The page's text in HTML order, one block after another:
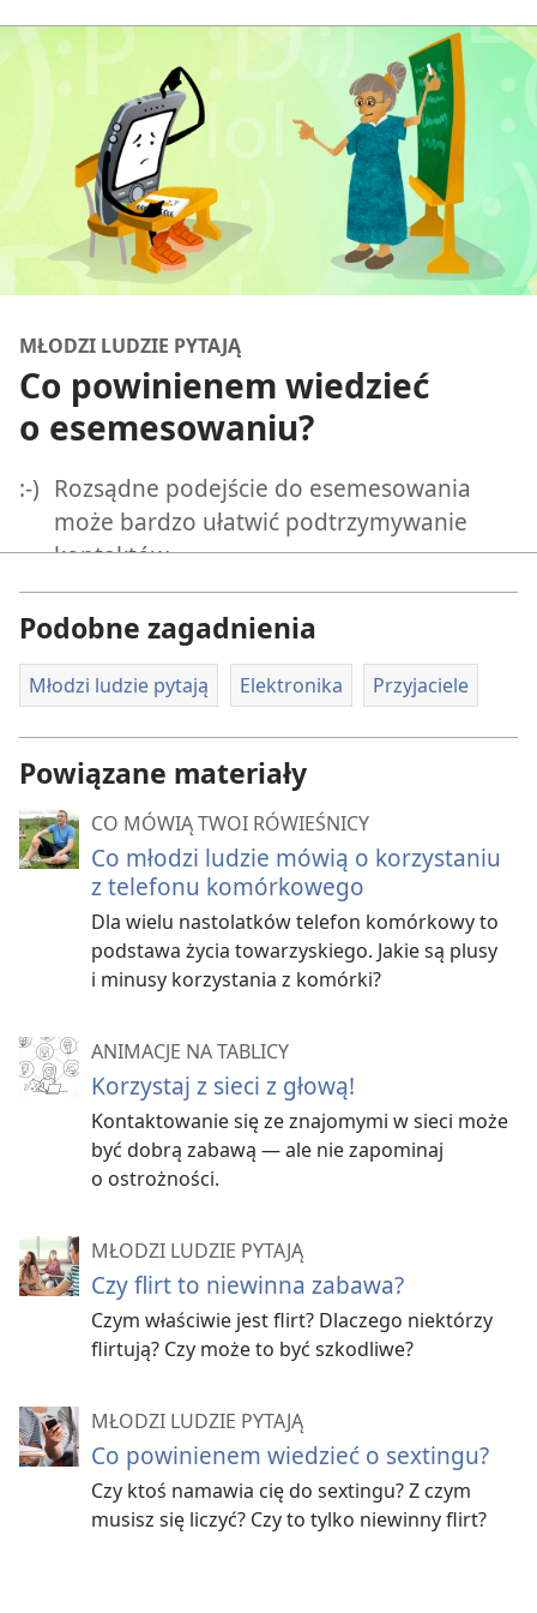
MŁODZI LUDZIE PYTAJĄ
Co powinienem wiedzieć
o esemesowaniu?
:-) Rozsądne podejście do esemesowania
może bardzo ułatwić podtrzymywanie
kontaktów.
:-(
Podejście lekkomyślne może zrujnować
przyjaźń — i twoją reputację.
Ten artykuł podpowie ci:
Jak esemesować
Kiedy esemesować
Znajdziesz tu:
Wskazówki
Z kim esemesować
Niejeden nastolatek nie wyobraża sobie
kontaktowania się z innymi bez SMS-ów. Może ty też
uważasz je za świetne narzędzie do komunikowania
się z każdym, kogo masz w książce adresowej —
„Tata nie lubi, kiedy ja i siostra gadamy z chłopakami.
Jeśli już, to musimy korzystać z telefonu stacjonarnego
w dużym pokoju, i to w obecności innych (Lenore).
Co trzeba wiedzieć:
Rozdając swój numer na prawo
„Jeśli twój numer może mieć każdy, licz się z tym, że
będziesz dostawać wiadomości i zdjęcia, których wcale
nie chcesz” (Scott).
Podobne zagadnienia
Młodzi ludzie pytają Elektronika Przyjaciele
Powiązane materiały
CO MÓWIĄ TWOI RÓWIEŚNICY
Co młodzi ludzie mówią o korzystaniu
z telefonu komórkowego
Dla wielu nastolatków telefon komórkowy to
podstawa życia towarzyskiego. Jakie są plusy
i minusy korzystania z komórki?
ANIMACJE NA TABLICY
Korzystaj z sieci z głową!
Kontaktowanie się ze znajomymi w sieci może
być dobrą zabawą — ale nie zapominaj
o ostrożności.
MŁODZI LUDZIE PYTAJĄ
Czy flirt to niewinna zabawa?
Czym właściwie jest flirt? Dlaczego niektórzy
flirtują? Czy może to być szkodliwe?
MŁODZI LUDZIE PYTAJĄ
Co powinienem wiedzieć o sextingu?
Czy ktoś namawia cię do sextingu? Z czym
musisz się liczyć? Czy to tylko niewinny flirt?